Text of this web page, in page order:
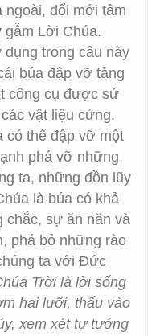
ngoài, đổi mới tâm
gẫm Lời Chúa.
trong câu này
búa đập vỡ tảng
công cụ được sử
vật liệu cứng.
có thể đập vỡ một
phá vỡ những
ta, những đồn lũy
là búa có khả
chắc, sự ăn năn và
phá bỏ những rào
ta với Đức
Trời là lời sống
hai lưỡi, thấu vào
xem xét tư tưởng